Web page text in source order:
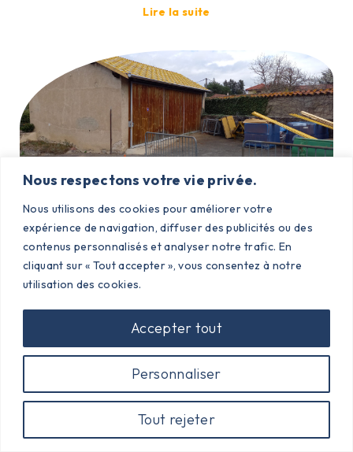
Nous respectons votre vie privée.
Nous utilisons des cookies pour améliorer votre
expérience de navigation, diffuser des publicités ou des
contenus personnalisés et analyser notre trafic. En
cliquant sur « Tout accepter », vous consentez à notre
utilisation des cookies.
Personnaliser
Tout rejeter
Accepter tout
Lire la suite
Travaux De Toiture Du Préau De La Cour
De La Mairie